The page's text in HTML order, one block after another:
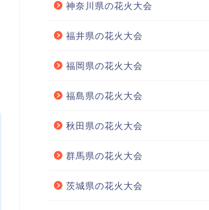
神奈川県の花火大会
福井県の花火大会
福岡県の花火大会
福島県の花火大会
秋田県の花火大会
群馬県の花火大会
茨城県の花火大会